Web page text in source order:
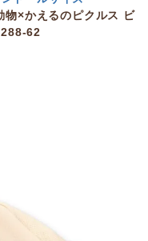
物×かえるのピクルス ビ
62